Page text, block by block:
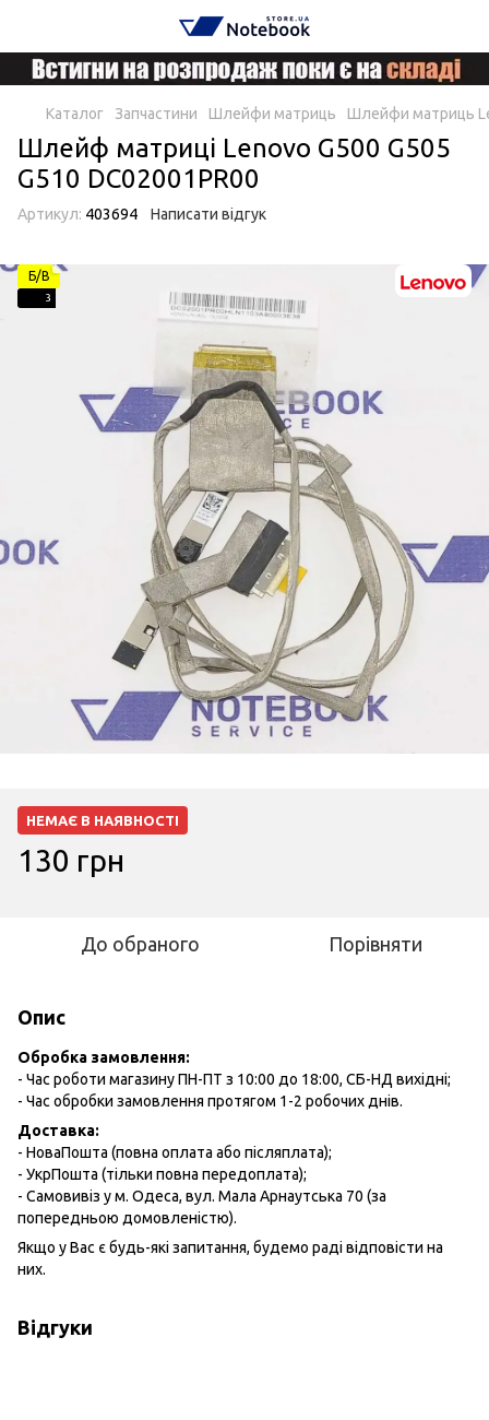
Каталог Запчастини Шлейфи матриць Шлейфи матриць
Шлейф матрицi Lenovo G500 G505
G510 DC02001PR00
Артикул: 403694 Написати відгук
Б/В
3
НЕМАЄ В НАЯВНОСТІ
130 грн
До обраного Порівняти
Опис
Обробка замовлення:
- Час роботи магазину ПН-ПТ з 10:00 до 18:00, СБ-НД вихідні;
- Час обробки замовлення протягом 1-2 робочих днів.
Доставка:
- НоваПошта (повна оплата або післяплата);
- УкрПошта (тільки повна передоплата);
- Самовивіз у м. Одеса, вул. Мала Арнаутська 70 (за
попередньою домовленістю).
Якщо у Вас є будь-які запитання, будемо раді відповісти на
них.
Відгуки